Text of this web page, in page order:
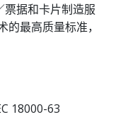
票据和卡片制造服
的最高质量标准，
18000-63